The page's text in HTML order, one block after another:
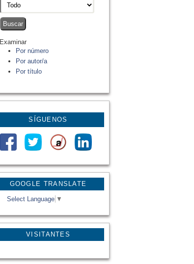
GOOGLE TRANSLATE
Select Language ▼
VISITANTES
Examinar
Por número
Por autor/a
Por título
SÍGUENOS